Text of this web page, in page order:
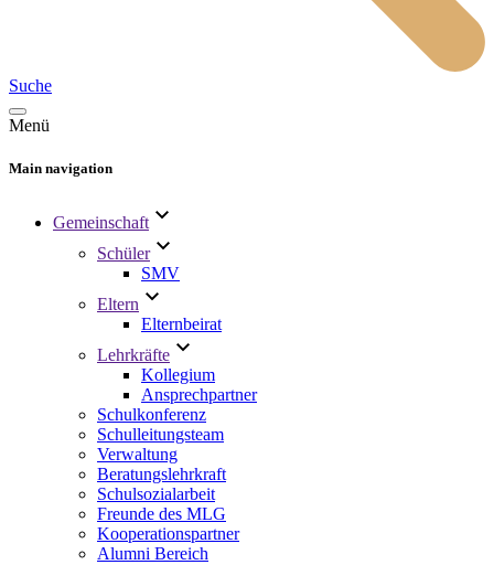
Suche
Menü
Main navigation
Gemeinschaft
Schüler
SMV
Eltern
Elternbeirat
Lehrkräfte
Kollegium
Ansprechpartner
Schulkonferenz
Schulleitungsteam
Verwaltung
Beratungslehrkraft
Schulsozialarbeit
Freunde des MLG
Kooperationspartner
Alumni Bereich